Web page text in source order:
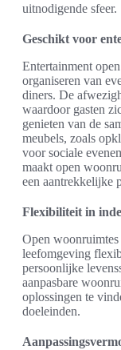
uitnodigende sfeer.
Geschikt voor
Entertainment
organiseren van
diners. De
waardoor gasten
genieten van de
meubels, zoals
voor sociale
maakt open
een aantrekkelijke
Flexibiliteit in
Open woonruimtes
leefomgeving
persoonlijke
aanpasbare
oplossingen te
doeleinden.